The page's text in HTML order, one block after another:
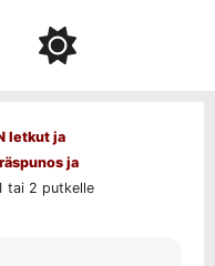
letkut ja
ja
tai 2 putkelle